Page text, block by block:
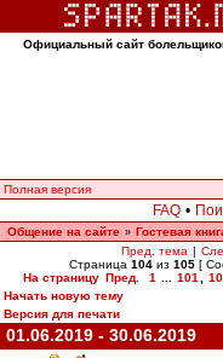
Официальный сайт
Полная версия
FAQ •
Общение на сайте » Гостевая
Пред. тема |
Страница 104 из 105 [
На страницу Пред. 1 101
Начать новую тему
Версия для печати
01.06.2019 - 30.06.2019